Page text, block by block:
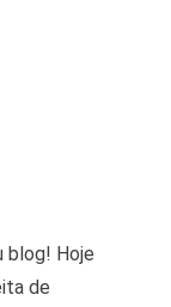
blog! Hoje
de